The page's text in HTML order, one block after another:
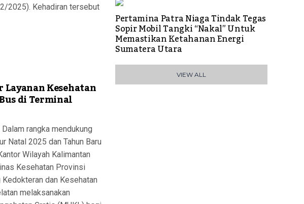
2025). Kehadiran tersebut
Layanan Kesehatan
di Terminal
rangka mendukung
Natal 2025 dan Tahun Baru
Wilayah Kalimantan
Kesehatan Provinsi
dan Kesehatan
melaksanakan
Pertamina Patra Niaga Tindak Tegas
Sopir Mobil Tangki “Nakal” Untuk
Memastikan Ketahanan Energi
Sumatera Utara
VIEW ALL